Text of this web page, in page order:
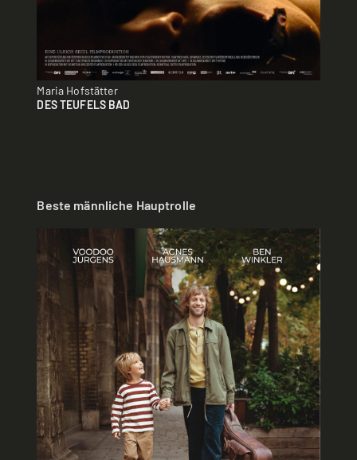
Maria Hofstätter
DES TEUFELS BAD
Beste männliche Hauptrolle